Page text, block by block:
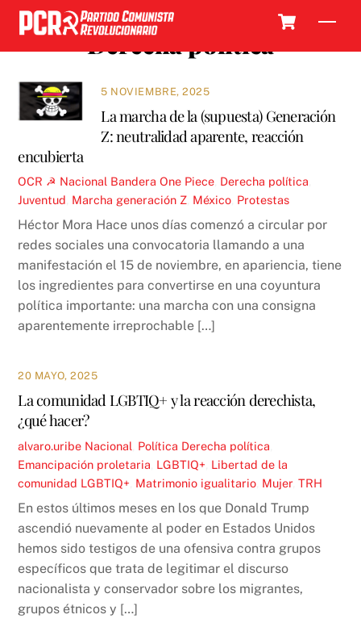
Skip
content
Derecha política
5 NOVIEMBRE, 2025
La marcha de la (supuesta) Generación
Z: neutralidad aparente, reacción
encubierta
OCR ☭ Nacional Bandera One Piece Derecha política
Juventud Marcha generación Z México Protestas
Héctor Mora Hace unos días comenzó a circular por
redes sociales una convocatoria llamando a una
manifestación el 15 de noviembre, en apariencia, tiene
los ingredientes para convertirse en una coyuntura
política importante: una marcha con una consigna
aparentemente irreprochable […]
20 MAYO, 2025
La comunidad LGBTIQ+ y la reacción derechista,
¿qué hacer?
alvaro.uribe Nacional Política Derecha política
Emancipación proletaria LGBTIQ+ Libertad de la
comunidad LGBTIQ+ Matrimonio igualitario Mujer,TRH
En estos últimos meses en los que Donald Trump
ascendió nuevamente al poder en Estados Unidos
hemos sido testigos de una ofensiva contra grupos
específicos que trata de legitimar el discurso
nacionalista y conservador sobre los migrantes,
grupos étnicos y […]